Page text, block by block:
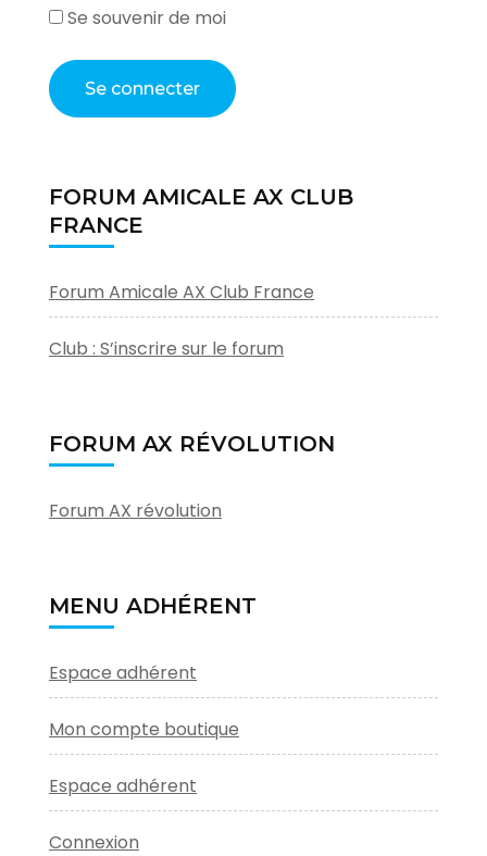
Se souvenir de moi
FORUM AMICALE AX CLUB
FRANCE
Forum Amicale AX Club France
Club : S’inscrire sur le forum
FORUM AX RÉVOLUTION
Forum AX révolution
MENU ADHÉRENT
Espace adhérent
Mon compte boutique
Espace adhérent
Connexion